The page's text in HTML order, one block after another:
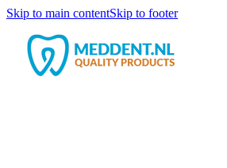
Skip to main contentSkip to footer